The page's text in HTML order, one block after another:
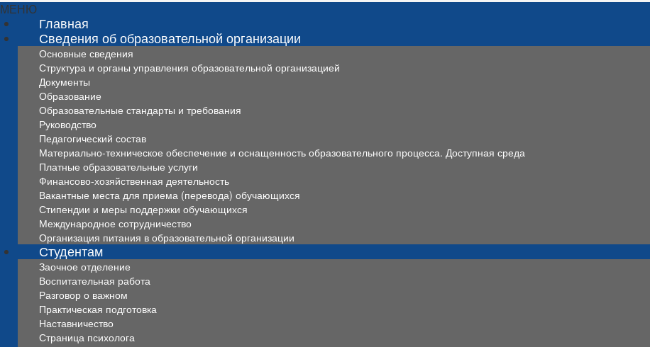
МЕНЮ
Главная
Сведения об образовательной организации
Основные сведения
Структура и органы управления образовательной организацией
Документы
Образование
Образовательные стандарты и требования
Руководство
Педагогический состав
Материально-техническое обеспечение и оснащенность образовательного процесса. Доступная среда
Платные образовательные услуги
Финансово-хозяйственная деятельность
Вакантные места для приема (перевода) обучающихся
Стипендии и меры поддержки обучающихся
Международное сотрудничество
Организация питания в образовательной организации
Студентам
Заочное отделение
Воспитательная работа
Разговор о важном
Практическая подготовка
Наставничество
Страница психолога